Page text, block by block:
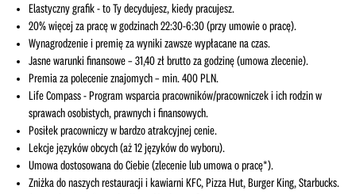
Elastyczny grafik - to Ty decydujesz, kiedy pracujesz.
20% więcej za pracę w godzinach 22:30-6:30 (przy umowie o pracę).
Wynagrodzenie i premię za wyniki zawsze wypłacane na czas.
Jasne warunki finansowe – 31,40 zł brutto za godzinę (umowa zlecenie).
Premia za polecenie znajomych – min. 400 PLN.
Life Compass - Program wsparcia pracowników/pracowniczek i ich rodzin w
sprawach osobistych, prawnych i finansowych.
Posiłek pracowniczy w bardzo atrakcyjnej cenie.
Lekcje języków obcych (aż 12 języków do wyboru).
Umowa dostosowana do Ciebie (zlecenie lub umowa o pracę*).
Zniżka do naszych restauracji i kawiarni KFC, Pizza Hut, Burger King, Starbucks.